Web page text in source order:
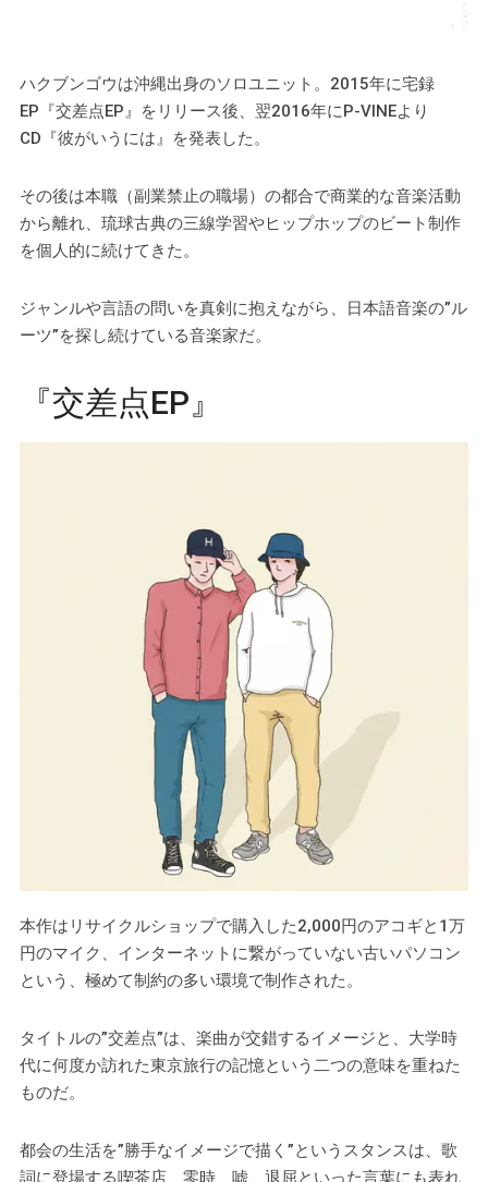
ハクブンゴウは沖縄出身のソロユニット。2015年に宅録
EP『交差点EP』をリリース後、翌2016年にP-VINEより
CD『彼がいうには』を発表した。
その後は本職（副業禁止の職場）の都合で商業的な音楽活動
から離れ、琉球古典の三線学習やヒップホップのビート制作
を個人的に続けてきた。
ジャンルや言語の問いを真剣に抱えながら、日本語音楽の”ル
ーツ”を探し続けている音楽家だ。
『交差点EP』
本作はリサイクルショップで購入した2,000円のアコギと1万
円のマイク、インターネットに繋がっていない古いパソコン
という、極めて制約の多い環境で制作された。
タイトルの”交差点”は、楽曲が交錯するイメージと、大学時
代に何度か訪れた東京旅行の記憶という二つの意味を重ねた
ものだ。
都会の生活を”勝手なイメージで描く”というスタンスは、歌
詞に登場する喫茶店、零時、嘘、退屈といった言葉にも表れ